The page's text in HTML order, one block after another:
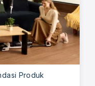
Produk